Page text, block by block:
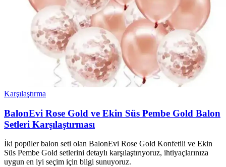
Karşılaştırma
BalonEvi Rose Gold ve Ekin Süs Pembe Gold Balon
Setleri Karşılaştırması
İki popüler balon seti olan BalonEvi Rose Gold Konfetili ve Ekin
Süs Pembe Gold setlerini detaylı karşılaştırıyoruz, ihtiyaçlarınıza
uygun en iyi seçim için bilgi sunuyoruz.